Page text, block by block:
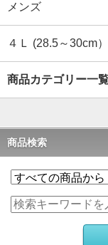
メンズ
４Ｌ (28.5～30cm）
商品カテゴリー一
商品検索